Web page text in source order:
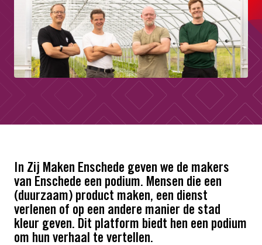
In Zij Maken Enschede geven we de makers
van Enschede een podium. Mensen die een
(duurzaam) product maken, een dienst
verlenen of op een andere manier de stad
kleur geven. Dit platform biedt hen een podium
om hun verhaal te vertellen.